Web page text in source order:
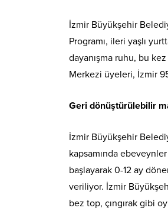
İzmir Büyükşehir
Programı, ileri yaşlı
dayanışma ruhu, bu
Merkezi üyeleri, İzmir
Geri dönüştürülebilir
İzmir Büyükşehir
kapsamında
başlayarak 0-12 ay
veriliyor. İzmir
bez top, çıngırak gibi